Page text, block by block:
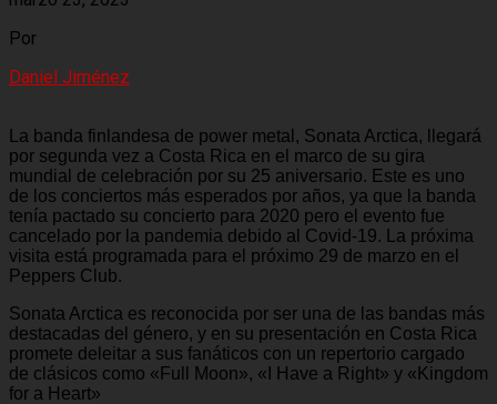
Por
Daniel Jiménez
La banda finlandesa de power metal, Sonata Arctica, llegará
por segunda vez a Costa Rica en el marco de su gira
mundial de celebración por su 25 aniversario. Este es uno
de los conciertos más esperados por años, ya que la banda
tenía pactado su concierto para 2020 pero el evento fue
cancelado por la pandemia debido al Covid-19. La próxima
visita está programada para el próximo 29 de marzo en el
Peppers Club.
Sonata Arctica es reconocida por ser una de las bandas más
destacadas del género, y en su presentación en Costa Rica
promete deleitar a sus fanáticos con un repertorio cargado
de clásicos como «Full Moon», «I Have a Right» y «Kingdom
for a Heart»